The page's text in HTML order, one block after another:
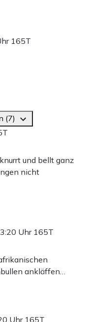
165T
(7)
und bellt ganz
nicht
Uhr 165T
ankläffen…
Uhr 165T